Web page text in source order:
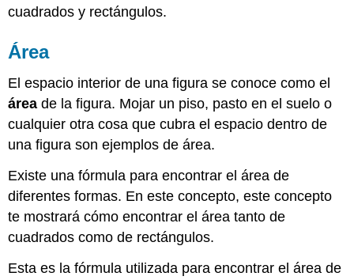
cuadrados y rectángulos.
Área
El espacio interior de una figura se conoce como el
área de la figura. Mojar un piso, pasto en el suelo o
cualquier otra cosa que cubra el espacio dentro de
una figura son ejemplos de área.
Existe una fórmula para encontrar el área de
diferentes formas. En este concepto, este concepto
te mostrará cómo encontrar el área tanto de
cuadrados como de rectángulos.
Esta es la fórmula utilizada para encontrar el área de